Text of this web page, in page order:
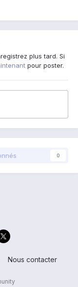
plus tard. Si
pour poster.
0
Nous contacter